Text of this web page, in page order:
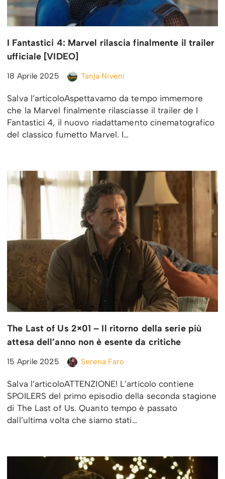
I Fantastici 4: Marvel rilascia finalmente il trailer
ufficiale [VIDEO]
18 Aprile 2025 Tanja Niveni
Salva l’articoloAspettavamo da tempo immemore
che la Marvel finalmente rilasciasse il trailer de I
Fantastici 4, il nuovo riadattamento cinematografico
del classico fumetto Marvel. I…
The Last of Us 2×01 – Il ritorno della serie più
attesa dell’anno non è esente da critiche
15 Aprile 2025 Serena Faro
Salva l’articoloATTENZIONE! L’articolo contiene
SPOILERS del primo episodio della seconda stagione
di The Last of Us. Quanto tempo è passato
dall’ultima volta che siamo stati…